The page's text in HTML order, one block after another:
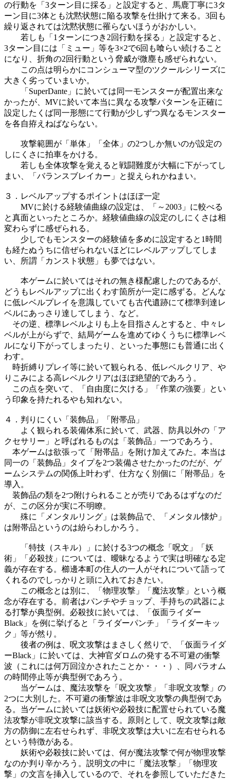
の行動を「3ターン目に採る」と設定すると、馬鹿丁寧に3タ
ーン目に3体とも沈黙状態に陥る攻撃を仕掛けて来る。3回も
繰り返されては沈黙状態に罹らないほうがおかしい。
若しも「1ターンにつき2回行動を採る」と設定すると、
3ターン目には「ミュー」等を3×2で6回も喰らい続けること
になり、折角の2回行動という脅威が微塵も感ぜられない。
この点は明らかにコンシューマ型のツクールシリーズに
大きく劣っていまいか。
「SuperDante」に於いては同一モンスターが配置出来な
かったが、MVに於いて本当に異なる攻撃パターンを正確に
設定したくば同一形態にて行動が少しずつ異なるモンスター
を各自拵えねばならない。
攻撃範囲が「単体」「全体」の2つしか無いのが設定の
しにくさに拍車をかける。
若しも全体攻撃を覚えると戦闘難度が大幅に下がってし
まい、「バランスブレイカー」と捉えられかねまい。
３．レベルアップするポイントはほぼ一定
MVに於ける経験値曲線の設定は、「～2003」に較べる
と真面といったところか。経験値曲線の設定のしにくさは相
変わらずに感ぜられる。
少しでもモンスターの経験値を多めに設定すると1時間
も経たぬうちに信ぜられないほどにレベルアップしてしま
い、所謂「カンスト状態」も夢ではない。
本ゲームに於いてはそれの無き様配慮したのであるが、
どうもレベルアップに出くわす箇所が一定に感ずる。どんな
に低レベルプレイを意識していても古代遺跡にて標準到達レ
ベルにあっさり達してしまう、など。
その逆、標準レベルよりも上を目指さんとすると、中々レ
ベルが上がらずで、結局ゲームを進めてゆくうちに標準レベ
ルになり下がってしまったり、といった事態にも普通に出く
わす。
時折縛りプレイ等に於いて観られる、低レベルクリア、や
りこみによる高レベルクリアはほぼ絶望的であろう。
この点を突いて、「自由度に欠ける」「作業の強要」とい
う印象を持たれるやも知れない。
４．判りにくい「装飾品」「附帯品」
よく観られる装備体系に於いて、武器、防具以外の「ア
クセサリー」と呼ばれるものは「装飾品」一つであろう。
本ゲームは欲張って「附帯品」を附け加えてみた。本当は
同一の「装飾品」タイプを2つ装備させたかったのだが、ゲ
ームシステムの関係上叶わず、仕方なく別個に「附帯品」を
導入。
装飾品の類を2つ附けられることが売りであるはずなのだ
が、この区分が実に不明瞭。
殊に「メンタルリング」は装飾品で、「メンタル懐炉」
は附帯品というのは紛らわしかろう。
「特技（スキル）」に於ける3つの概念「呪文」「妖
術」「必殺技」については、曖昧なるようで実は明確なる定
義が存在する。櫛邊本町の住人の一人がそれについて語って
くれるのでしっかりと頭に入れておきたい。
この概念とは別に、「物理攻撃」「魔法攻撃」という概
念が存在する。前者はパンチやチョップ、手持ちの武器によ
る打撃が典型例。必殺技に於いては、「仮面ライダー
Black」を例に挙げると「ライダーパンチ」「ライダーキッ
ク」等が然り。
後者の例は、呪文攻撃はまさしく然りで、「仮面ライダ
ーBlack」に於いては、大神官ダロムの発する不可避の衝撃
波（これには何万回泣かされたことか・・・）、同バラオム
の時間停止等が典型例であろう。
当ゲームは、魔法攻撃を「呪文攻撃」「非呪文攻撃」の
2つに大別した。不可避の衝撃波は非呪文攻撃の典型例であ
る。当ゲームに於いては妖術や必殺技に配置せられている魔
法攻撃が非呪文攻撃に該当する。原則として、呪文攻撃は敵
方の防御に左右せられず、非呪文攻撃は大いに左右せられる
という特徴がある。
妖術や必殺技に於いては、何が魔法攻撃で何が物理攻撃
なのか判り辛かろう。説明文の中に「魔法攻撃」「物理攻
撃」の文言を挿入しているので、それを参照していただきた